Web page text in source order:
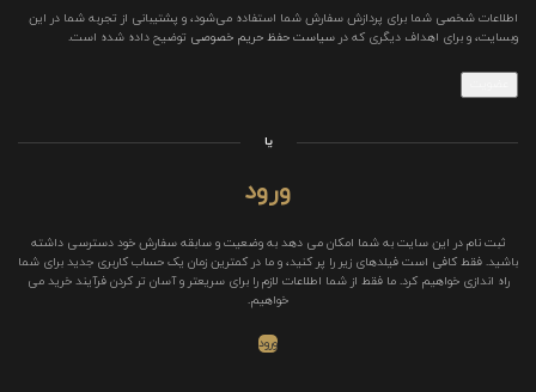
اطلاعات شخصی شما برای پردازش سفارش شما استفاده می‌شود، و پشتیبانی از تجربه شما در این
وبسایت، و برای اهداف دیگری که در سیاست حفظ حریم خصوصی توضیح داده شده است.
یا
ورود
ثبت نام در این سایت به شما امکان می دهد به وضعیت و سابقه سفارش خود دسترسی داشته
باشید. فقط کافی است فیلدهای زیر را پر کنید، و ما در کمترین زمان یک حساب کاربری جدید برای شما
راه اندازی خواهیم کرد. ما فقط از شما اطلاعات لازم را برای سریعتر و آسان تر کردن فرآیند خرید می
خواهیم.
ورود